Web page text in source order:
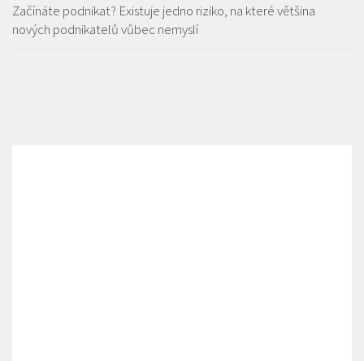
Začínáte podnikat? Existuje jedno riziko, na které většina
nových podnikatelů vůbec nemyslí